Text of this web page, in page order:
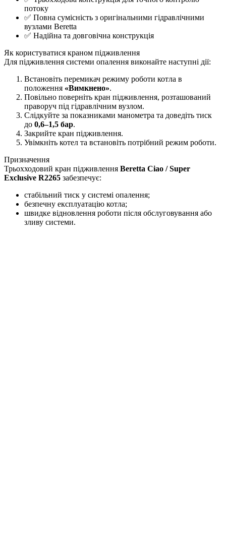
потоку
✅ Повна сумісність з оригінальними гідравлічними
вузлами Beretta
✅ Надійна та довговічна конструкція
Як користуватися краном підживлення
Для підживлення системи опалення виконайте наступні дії:
Встановіть перемикач режиму роботи котла в
положення «Вимкнено».
Повільно поверніть кран підживлення, розташований
праворуч під гідравлічним вузлом.
Слідкуйте за показниками манометра та доведіть тиск
до 0,6–1,5 бар.
Закрийте кран підживлення.
Увімкніть котел та встановіть потрібний режим роботи.
Призначення
Трьохходовий кран підживлення Beretta Ciao / Super
Exclusive R2265 забезпечує:
стабільний тиск у системі опалення;
безпечну експлуатацію котла;
швидке відновлення роботи після обслуговування або
зливу системи.